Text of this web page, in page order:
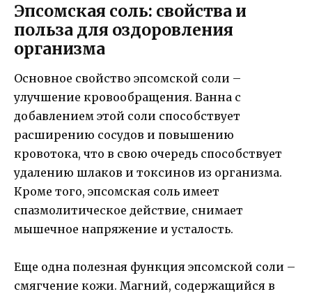
Эпсомская соль: свойства и
польза для оздоровления
организма
Основное свойство эпсомской соли –
улучшение кровообращения. Ванна с
добавлением этой соли способствует
расширению сосудов и повышению
кровотока, что в свою очередь способствует
удалению шлаков и токсинов из организма.
Кроме того, эпсомская соль имеет
спазмолитическое действие, снимает
мышечное напряжение и усталость.
Еще одна полезная функция эпсомской соли –
смягчение кожи. Магний, содержащийся в